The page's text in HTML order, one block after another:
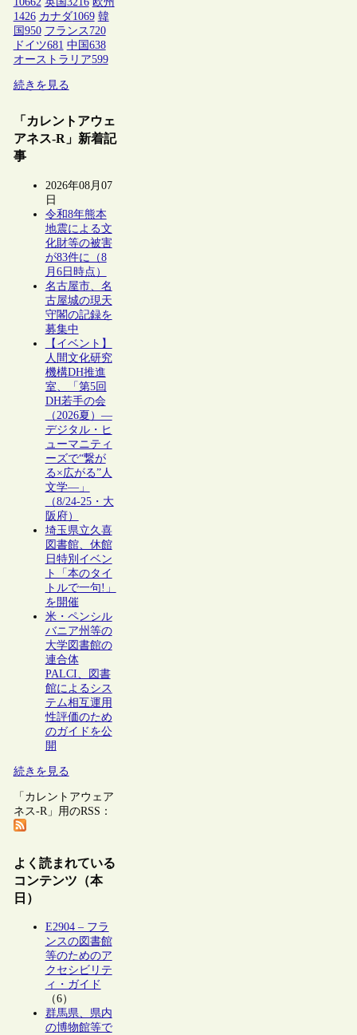
1426 カナダ1069 韓
国 950 フランス 720
ドイツ681 中国 638
オーストラリア599
続きを見る
「カレントアウェ
アネス-R」新着記
事
2026年08月07
日
令和8年熊本
地震による文
化財等の被害
が83件に（8
月6日時点）
名古屋市、名
古屋城の現天
守閣の記録を
募集中
【イベント】
人間文化研究
機構DH推進
室、「第5回
DH若手の会
（2026夏）―
デジタル・ヒ
ューマニティ
ーズで“繋が
る×広がる”人
文学―」
（8/24-25・大
阪府）
埼玉県立久喜
図書館、休館
日特別イベン
ト「本のタイ
トルで一句!」
を開催
米・ペンシル
バニア州等の
大学図書館の
連合体
PALCI、図書
館によるシス
テム相互運用
性評価のため
のガイドを公
開
続きを見る
「カレントアウェア
ネス-R」用のRSS：
よく読まれている
コンテンツ（本
日）
E2904 – フラ
ンスの図書館
等のためのア
クセシビリテ
ィ・ガイド
（6）
群馬県、県内
の博物館等で